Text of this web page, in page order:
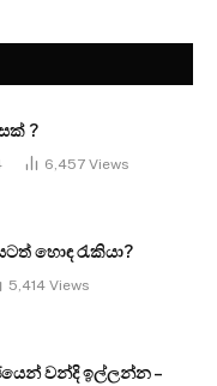
?
6,457 Views
හොඳ රැකියා?
5,414 Views
වන්දි ඉල්ලන්න –